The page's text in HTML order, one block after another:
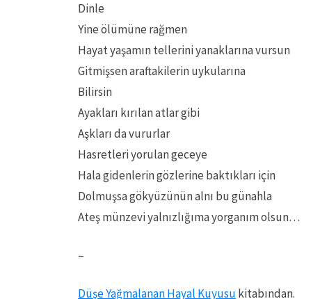
Dinle
Yine ölümüne rağmen
Hayat yaşamın tellerini yanaklarına vursun
Gitmişsen araftakilerin uykularına
Bilirsin
Ayakları kırılan atlar gibi
Aşkları da vururlar
Hasretleri yorulan geceye
Hala gidenlerin gözlerine baktıkları için
Dolmuşsa gökyüzünün alnı bu günahla
Ateş münzevi yalnızlığıma yorganım olsun…
–
Düşe Yağmalanan Hayal Kuyusu kitabından.